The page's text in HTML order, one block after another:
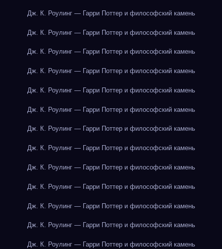
Дж. К. Роулинг — Гарри Поттер и философский камень
Дж. К. Роулинг — Гарри Поттер и философский камень
Дж. К. Роулинг — Гарри Поттер и философский камень
Дж. К. Роулинг — Гарри Поттер и философский камень
Дж. К. Роулинг — Гарри Поттер и философский камень
Дж. К. Роулинг — Гарри Поттер и философский камень
Дж. К. Роулинг — Гарри Поттер и философский камень
Дж. К. Роулинг — Гарри Поттер и философский камень
Дж. К. Роулинг — Гарри Поттер и философский камень
Дж. К. Роулинг — Гарри Поттер и философский камень
Дж. К. Роулинг — Гарри Поттер и философский камень
Дж. К. Роулинг — Гарри Поттер и философский камень
Дж. К. Роулинг — Гарри Поттер и философский камень